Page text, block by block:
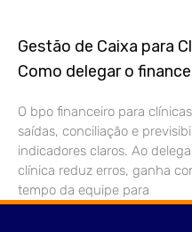
Gestão de Caixa para
Como delegar o
O bpo financeiro para
saídas, conciliação e
indicadores claros. Ao
clínica reduz erros, ganha
tempo da equipe para